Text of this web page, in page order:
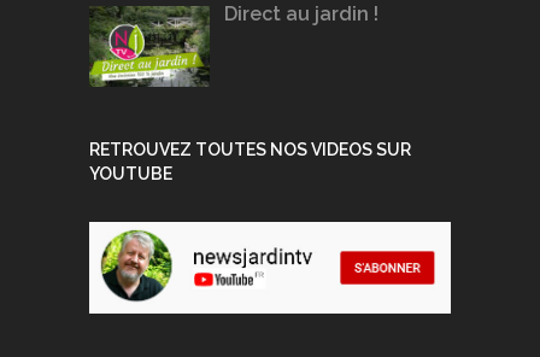
Direct au jardin !
RETROUVEZ TOUTES NOS VIDEOS SUR
YOUTUBE